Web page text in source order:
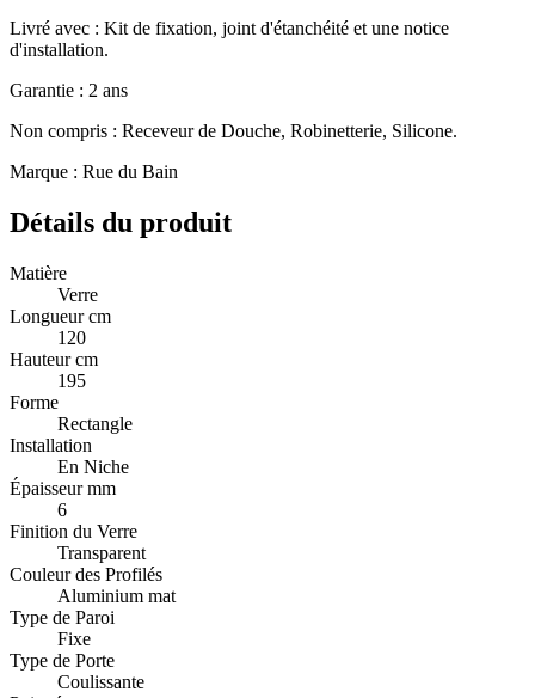
Livré avec : Kit de fixation, joint d'étanchéité et une notice
d'installation.
Garantie : 2 ans
Non compris : Receveur de Douche, Robinetterie, Silicone.
Marque : Rue du Bain
Détails du produit
Matière
Verre
Longueur cm
120
Hauteur cm
195
Forme
Rectangle
Installation
En Niche
Épaisseur mm
6
Finition du Verre
Transparent
Couleur des Profilés
Aluminium mat
Type de Paroi
Fixe
Type de Porte
Coulissante